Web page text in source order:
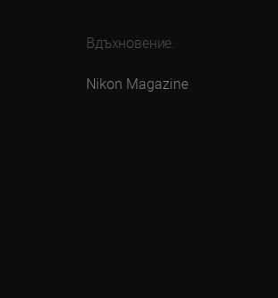
Вдъхновение.
Nikon Magazine